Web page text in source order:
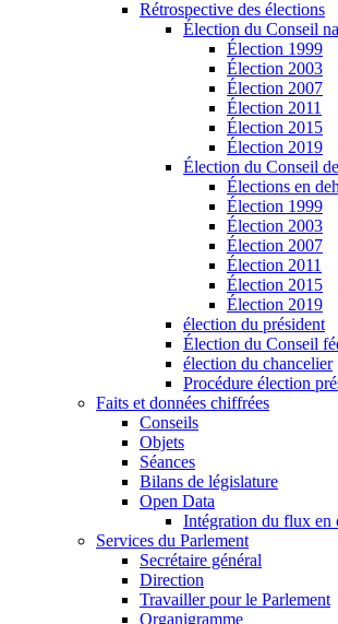
Rétrospective des élections
Élection du Conseil
Élection 1999
Élection 2003
Élection 2007
Élection 2011
Élection 2015
Élection 2019
Élection du Conseil
Élections en
Élection 1999
Élection 2003
Élection 2007
Élection 2011
Élection 2015
Élection 2019
élection du président
Élection du Conseil
élection du chancelier
Procédure élection
Faits et données chiffrées
Conseils
Objets
Séances
Bilans de législature
Open Data
Intégration du flux en
Services du Parlement
Secrétaire général
Direction
Travailler pour le Parlement
Organigramme